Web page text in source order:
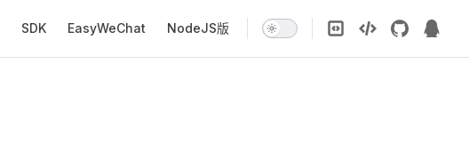
SDK EasyWeChat NodeJS版